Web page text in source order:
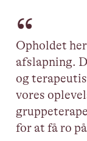
Opholdet
afslapning.
og
vores
for at få ro